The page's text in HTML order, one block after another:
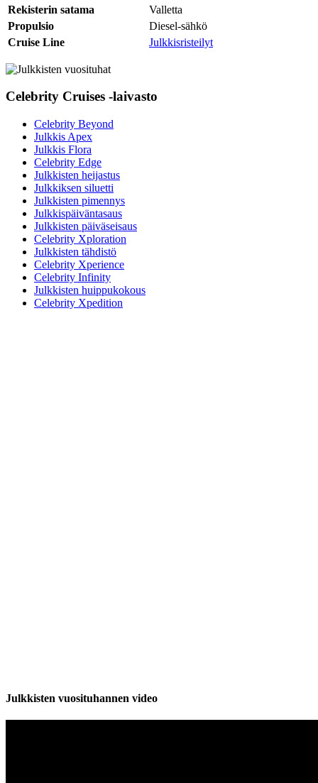
Rekisterin satama
Valletta
Propulsio
Diesel-sähkö
Cruise Line
Julkkisristeilyt
Celebrity Cruises -laivasto
Celebrity Beyond
Julkkis Apex
Julkkis Flora
Celebrity Edge
Julkkisten heijastus
Julkkiksen siluetti
Julkkisten pimennys
Julkkispäiväntasaus
Julkkisten päiväseisaus
Celebrity Xploration
Julkkisten tähdistö
Celebrity Xperience
Celebrity Infinity
Julkkisten huippukokous
Celebrity Xpedition
Julkkisten vuosituhannen video